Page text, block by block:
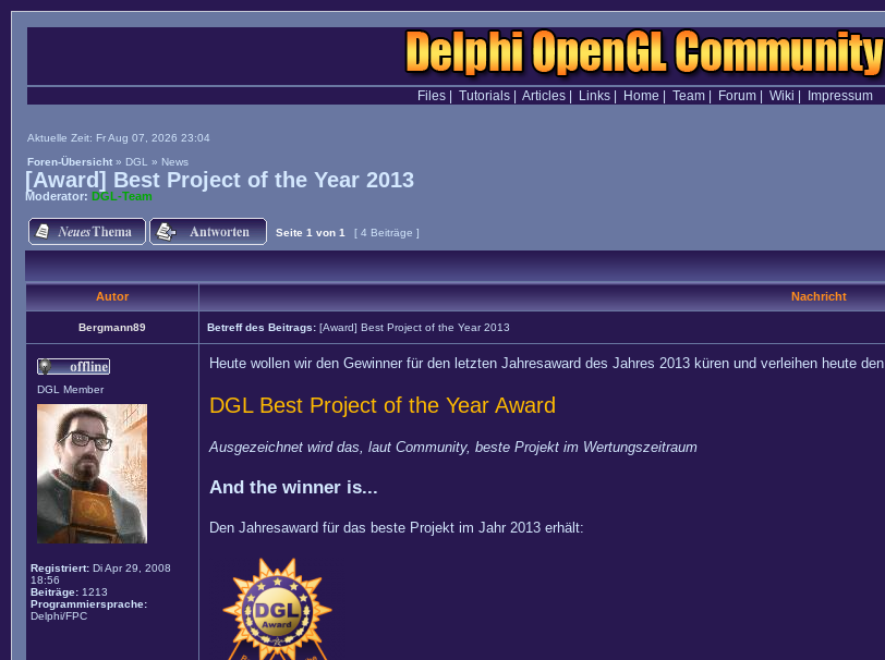
Files| Tutorials| Articles| Links| Home Team| Forum| Wiki Impressum
Aktuelle Zeit: Fr Aug 07, 2026 23:04
Foren-Übersicht » DGL » News
[Award] Best Project of the Year 2013
Moderator: DGL-Team
Seite 1 von 1 [ 4 Beiträge ]
Autor Nachricht
Bergmann89 Betreff des Beitrags: [Award] Best Project of the Year 2013
DGL Member
Registriert: Di Apr 29, 2008
18:56
Beiträge: 1213
Programmiersprache:
Delphi/FPC
Heute wollen wir den Gewinner für den letzten Jahresaward des Jahres 2013 küren und verleihen heute den
DGL Best Project of the Year Award
Ausgezeichnet wird das, laut Community, beste Projekt im Wertungszeitraum
And the winner is...
Den Jahresaward für das beste Projekt im Jahr 2013 erhält: